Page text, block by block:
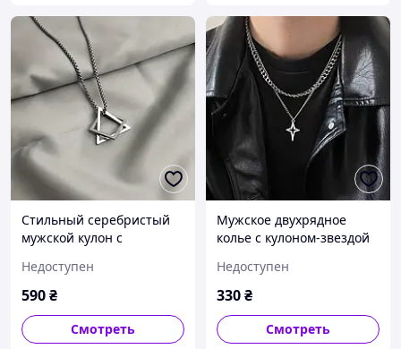
Стильный серебристый
мужской кулон с
«Геометрическая звезда»
из медицинской стали
Недоступен
590₴
Смотреть
Мужское двухрядное
колье с кулоном-звездой
цепочка 49см
Недоступен
330₴
Смотреть